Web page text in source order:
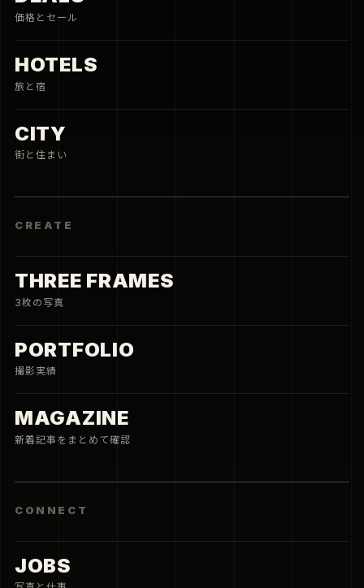
価格とセール
HOTELS
旅と宿
CITY
街と住まい
CREATE
THREE FRAMES
3枚の写真
PORTFOLIO
撮影実績
MAGAZINE
新着記事をまとめて確認
CONNECT
JOBS